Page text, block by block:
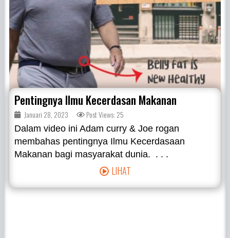
Pentingnya Ilmu Kecerdasan Makanan
Januari 28, 2023 Post Views: 25
Dalam video ini Adam curry & Joe rogan
membahas pentingnya Ilmu Kecerdasaan
Makanan bagi masyarakat dunia. . . .
LIHAT